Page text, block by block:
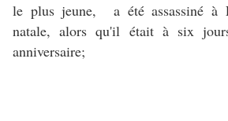
le plus jeune,
a été assassiné
natale, alors qu'il était à six
anniversaire;